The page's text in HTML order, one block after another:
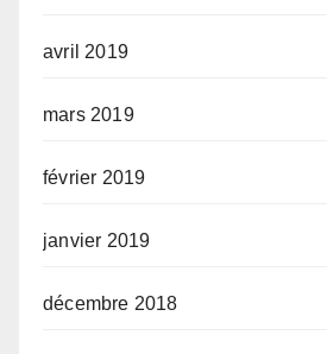
avril 2019
mars 2019
février 2019
janvier 2019
décembre 2018